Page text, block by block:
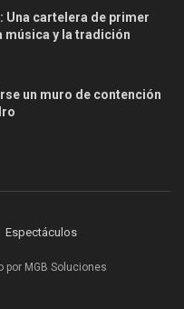
Una cartelera de primer
música y la tradición
un muro de contención
Espectáculos
por MGB Soluciones